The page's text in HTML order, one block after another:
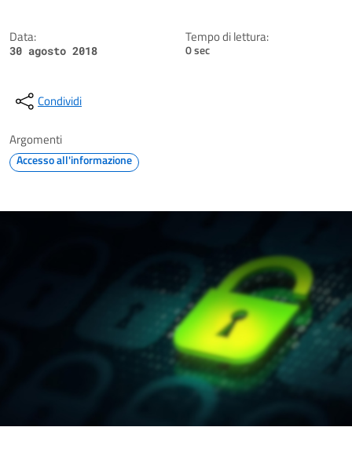
Data:
30 agosto 2018
Tempo di lettura:
0 sec
Condividi
Argomenti
Accesso all'informazione